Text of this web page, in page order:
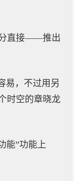
直接——推出
易，不过用另
时空的章晓龙
能”功能上